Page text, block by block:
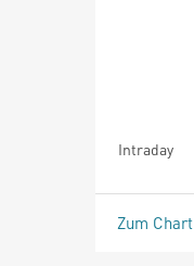
Intraday
seit Beginn
Zum Chart